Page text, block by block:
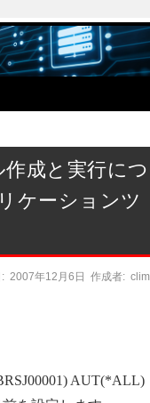
成と実行につ
ケーションツ
2007年12月6日 作成者:
AUT(*ALL)